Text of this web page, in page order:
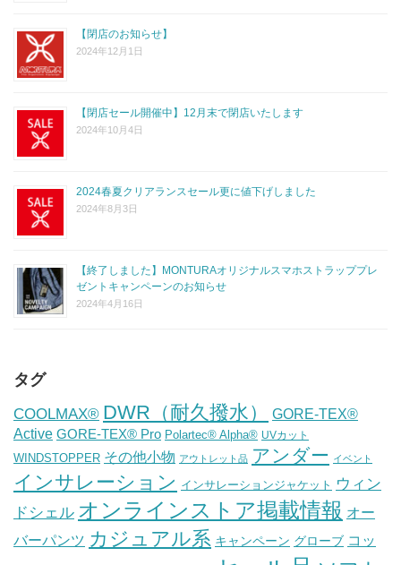
【閉店のお知らせ】
2024年12月1日
【閉店セール開催中】12月末で閉店いたします
2024年10月4日
2024春夏クリアランスセール更に値下げしました
2024年8月3日
【終了しました】MONTURAオリジナルスマホストラッププレ
ゼントキャンペーンのお知らせ
2024年4月16日
タグ
COOLMAX® DWR（耐久撥水）
GORE-TEX®
Active GORE-TEX® Pro Polartec® Alpha® UVカット
WINDSTOPPER その他小物 アウトレット品 アンダー イベント
インサレーション インサレーションジャケット ウィン
ドシェル オンラインストア掲載情報 オー
バーパンツ カジュアル系 キャンペーン グローブ コッ